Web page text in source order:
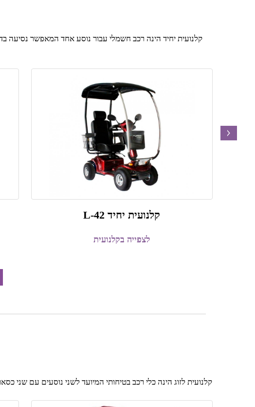
קלנועית יחיד הינה רכב חשמלי עבור נוסע אחד המאפשר נסיעה
קלנועית יחיד L-42
לצפייה בקלנועית
next
קלנועית לזוג הינה כלי רכב בטיחותי המיועד לשני נוסעים עם שני